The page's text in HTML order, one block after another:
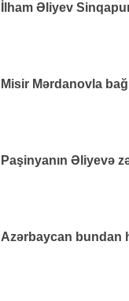
İlham Əliyev
Misir Mərdanovla
Paşinyanın Əliyevə
Azərbaycan bundan